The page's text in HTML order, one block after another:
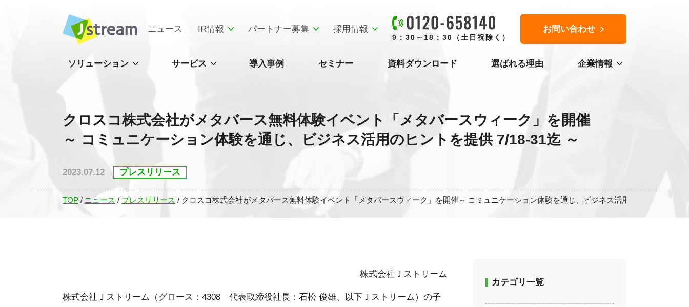
ニュース IR情報 パートナー募集 採用情報
9：30～18：30（土日祝除く）
お問い合わせ
ソリューション サービス 導入事例 セミナー 資料ダウンロード 選ばれる理由 企業情報
クロスコ株式会社がメタバース無料体験イベント「メタバースウィーク」を開催
～ コミュニケーション体験を通じ、ビジネス活用のヒントを提供 7/18-31迄 ～
2023.07.12 プレスリリース
TOP / ニュース / プレスリリース / クロスコ株式会社がメタバース無料体験イベント「メタバースウィーク」を開催～ コミュニケーション体験を通じ、ビジネス活用のヒントを提供
株式会社Ｊストリーム
株式会社Ｊストリーム（グロース：4308 代表取締役社長：石松 俊雄、以下Ｊストリーム）の子
カテゴリ一覧